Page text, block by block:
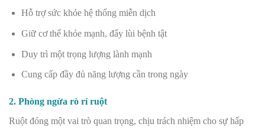
Hỗ trợ sức khỏe hệ thống miễn dịch
Giữ cơ thể khỏe mạnh, đẩy lùi bệnh tật
Duy trì một trọng lượng lành mạnh
Cung cấp đầy đủ năng lượng cần trong ngày
2. Phòng ngừa rò rỉ ruột
Ruột đóng một vai trò quan trọng, chịu trách nhiệm cho sự hấp